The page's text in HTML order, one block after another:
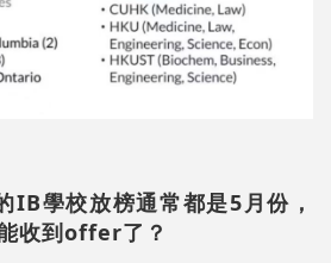
IB學校放榜通常都是5月份，
收到offer了？